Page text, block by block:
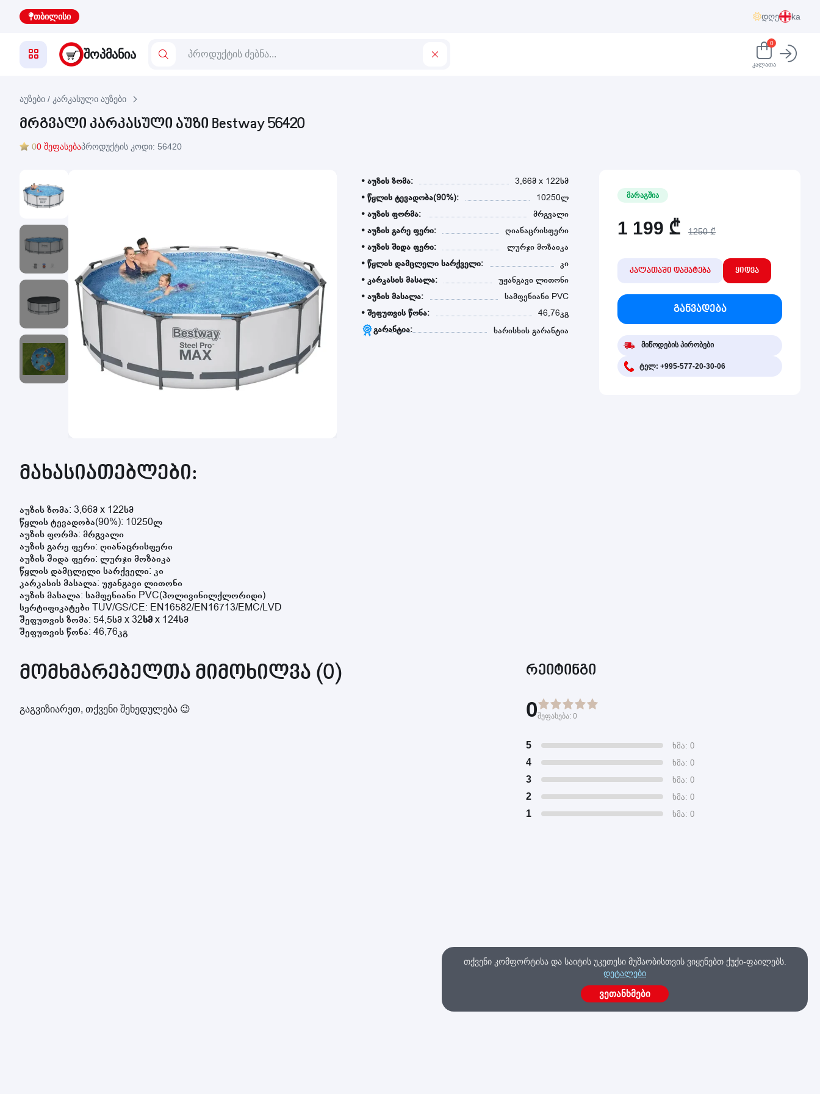
თბილისი დღე ka
ᲨᲝᲞᲛᲐᲜᲘᲐ
0
კალათა
აუზები / კარკასული აუზები
მრგვალი კარკასული აუზი Bestway 56420
00 შეფასებაპროდუქტის კოდი: 56420
• აუზის ზომა:
3,66მ x 122სმ
• წყლის ტევადობა(90%):
10250ლ
• აუზის ფორმა:
მრგვალი
• აუზის გარე ფერი:
ღიანაცრისფერი
• აუზის შიდა ფერი:
ლურჯი მოზაიკა
• წყლის დამცლელი სარქველი:
კი
• კარკასის მასალა:
უჟანგავი ლითონი
• აუზის მასალა:
სამფენიანი PVC
• შეფუთვის წონა:
46,76კგ
გარანტია:
ხარისხის გარანტია
მარაგშია
1 199 ₾ 1250 ₾
კალათაში დამატება ყიდვა
განვადება
მიწოდების პირობები
ტელ: +995-577-20-30-06
მახასიათებლები:
აუზის ზომა: 3,66მ x 122სმ
წყლის ტევადობა(90%): 10250ლ
აუზის ფორმა: მრგვალი
აუზის გარე ფერი: ღიანაცრისფერი
აუზის შიდა ფერი: ლურჯი მოზაიკა
წყლის დამცლელი სარქველი: კი
კარკასის მასალა: უჟანგავი ლითონი
აუზის მასალა: სამფენიანი PVC(პოლივინილქლორიდი)
სერტიფიკატები TUV/GS/CE: EN16582/EN16713/EMC/LVD
შეფუთვის ზომა: 54,5სმ x 32სმ x 124სმ
შეფუთვის წონა: 46,76კგ
მომხმარებელთა მიმოხილვა (0)
გაგვიზიარეთ, თქვენი შეხედულება 😉
რეიტინგი
0შეფასება: 0
5 ხმა: 0
4 ხმა: 0
3 ხმა: 0
2 ხმა: 0
1 ხმა: 0
თქვენი კომფორტისა და საიტის უკეთესი მუშაობისთვის ვიყენებთ ქუქი-ფაილებს.
დეტალები
ვეთანხმები